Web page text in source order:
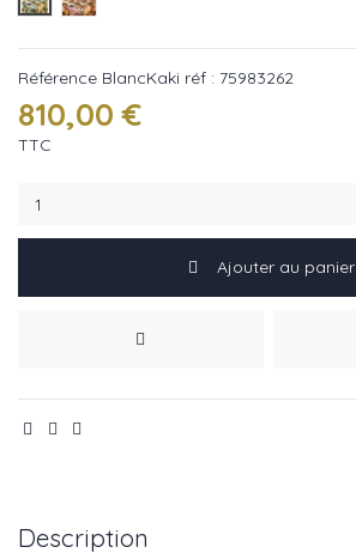
Référence BlancKaki réf : 75983262
810,00 €
TTC
Ajouter au panier
Description